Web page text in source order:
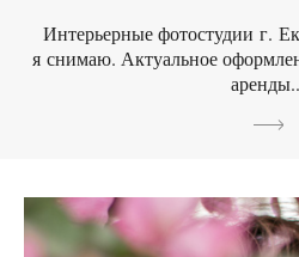
Интерьерные фотостудии г.
я снимаю. Актуальное